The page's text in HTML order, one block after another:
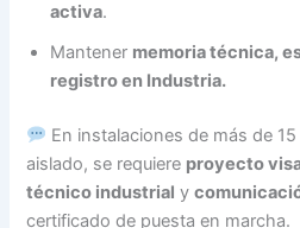
activa.
Mantener memoria técnica,
registro en Industria.
En instalaciones de más de
aislado, se requiere proyecto
técnico industrial y
certificado de puesta en marcha.